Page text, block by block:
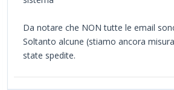
Da notare che NON tutte le email
Soltanto alcune (stiamo ancora
state spedite.